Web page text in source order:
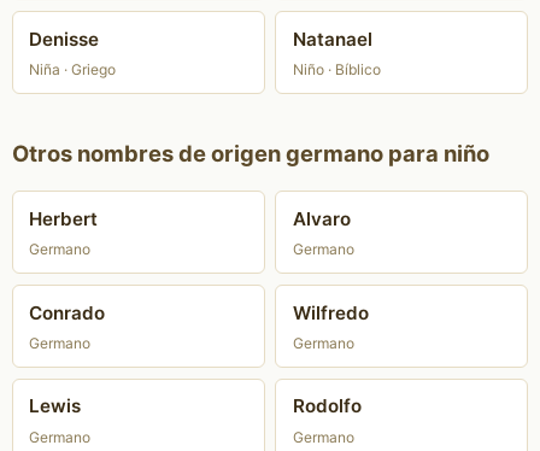
Denisse
Niña · Griego
Natanael
Niño · Bíblico
Otros nombres de origen germano para niño
Herbert
Germano
Alvaro
Germano
Conrado
Germano
Wilfredo
Germano
Lewis
Germano
Rodolfo
Germano